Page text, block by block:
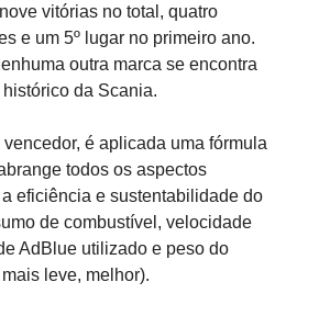
vitórias no total, quatro
e um 5º lugar no primeiro ano.
outra marca se encontra
da Scania.
é aplicada uma fórmula
todos os aspectos
eficiência e sustentabilidade do
de combustível, velocidade
AdBlue utilizado e peso do
leve, melhor).